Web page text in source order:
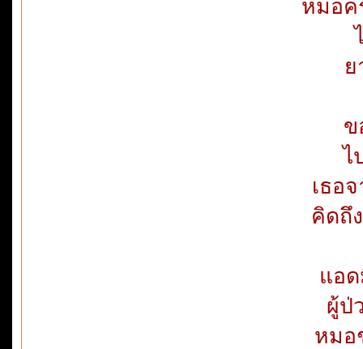
หมอค
ย
ข
ไ
เธอ
คิดถึ
แอ
ผู้ป่
หมอ